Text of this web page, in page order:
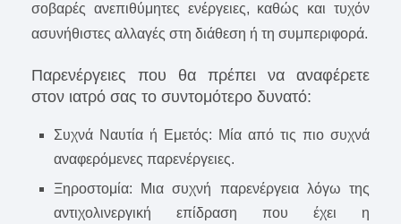
σοβαρές ανεπιθύμητες ενέργειες, καθώς και τυχόν
ασυνήθιστες αλλαγές στη διάθεση ή τη συμπεριφορά.
Παρενέργειες που θα πρέπει να αναφέρετε
στον ιατρό σας το συντομότερο δυνατό:
Συχνά Ναυτία ή Εμετός: Μία από τις πιο συχνά
αναφερόμενες παρενέργειες.
Ξηροστομία: Μια συχνή παρενέργεια λόγω της
αντιχολινεργική επίδραση που έχει η